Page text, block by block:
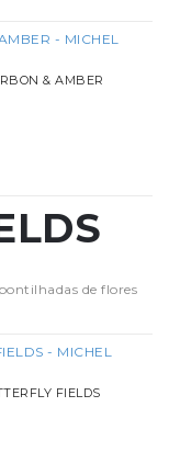
& AMBER
de flores
FIELDS